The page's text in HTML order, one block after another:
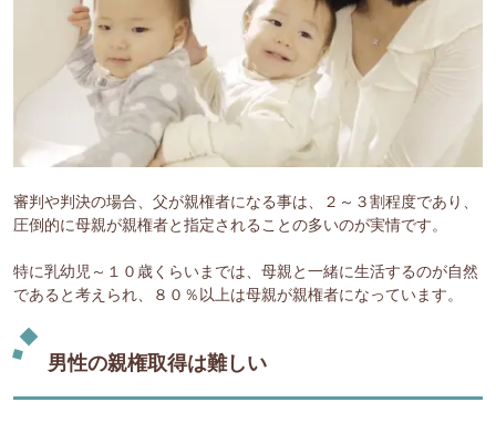
審判や判決の場合、父が親権者になる事は、２～３割程度であり、
圧倒的に母親が親権者と指定されることの多いのが実情です。
特に乳幼児～１０歳くらいまでは、母親と一緒に生活するのが自然
であると考えられ、８０％以上は母親が親権者になっています。
男性の親権取得は難しい